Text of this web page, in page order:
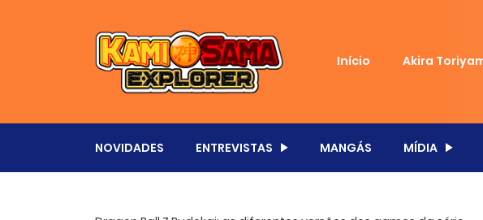
Início Akira
NOVIDADES ENTREVISTAS MANGÁS MÍDIA